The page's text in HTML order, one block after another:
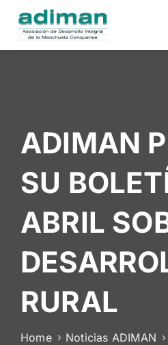
Desafios
Electrónica
Contratante
Noticias
Contacto
Area
ADIMAN
SU
ABRIL
RURAL
Home
Noticias ADIMAN